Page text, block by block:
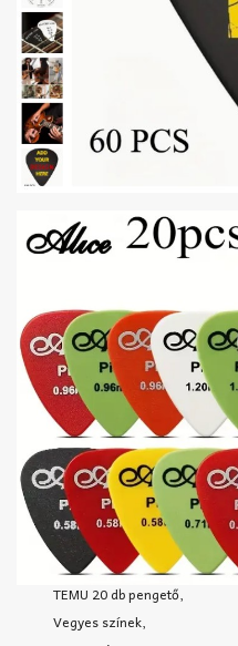
TEMU 20 db pengető,
Vegyes színek,